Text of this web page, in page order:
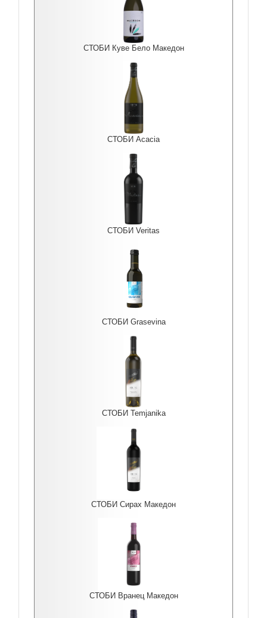
СТОБИ Куве Бело Македон
СТОБИ Acacia
СТОБИ Veritas
СТОБИ Grasevina
СТОБИ Temjanika
СТОБИ Сирах Македон
СТОБИ Вранец Македон